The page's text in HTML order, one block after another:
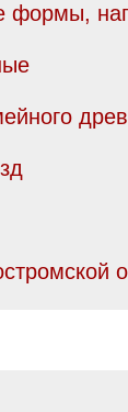
формы,